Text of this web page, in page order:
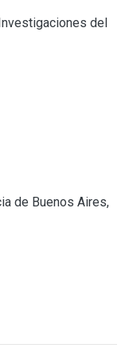
del
de Buenos Aires,